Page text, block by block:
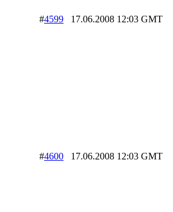
#4599 17.06.2008 12:03 GMT
#4600 17.06.2008 12:03 GMT